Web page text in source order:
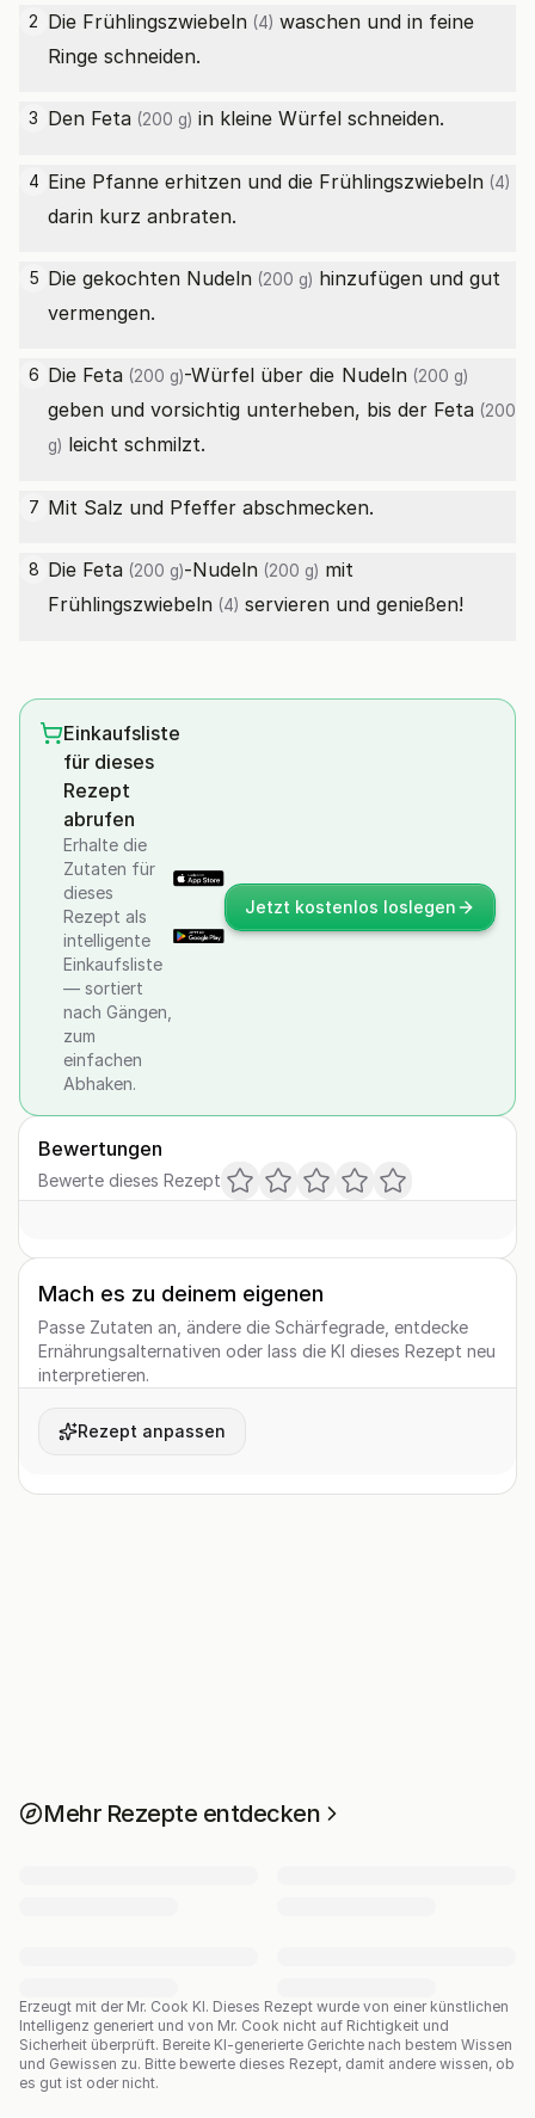
2 Die Frühlingszwiebeln (4) waschen und in feine
Ringe schneiden.
3 Den Feta (200 g) in kleine Würfel schneiden.
4 Eine Pfanne erhitzen und die Frühlingszwiebeln (4)
darin kurz anbraten.
5 Die gekochten Nudeln (200 g) hinzufügen und gut
vermengen.
6 Die Feta (200 g)-Würfel über die Nudeln (200 g)
geben und vorsichtig unterheben, bis der Feta (200
g) leicht schmilzt.
7 Mit Salz und Pfeffer abschmecken.
8 Die Feta (200 g)-Nudeln (200 g) mit
Frühlingszwiebeln (4) servieren und genießen!
Einkaufsliste
für dieses
Rezept
abrufen
Erhalte die
Zutaten für
dieses
Rezept als
intelligente
Einkaufsliste
— sortiert
nach Gängen,
zum
einfachen
Abhaken.
Jetzt kostenlos loslegen
Bewertungen
Bewerte dieses Rezept
Mach es zu deinem eigenen
Passe Zutaten an, ändere die Schärfegrade, entdecke
Ernährungsalternativen oder lass die KI dieses Rezept neu
interpretieren.
Rezept anpassen
Mehr Rezepte entdecken
Erzeugt mit der Mr. Cook KI. Dieses Rezept wurde von einer künstlichen
Intelligenz generiert und von Mr. Cook nicht auf Richtigkeit und
Sicherheit überprüft. Bereite KI-generierte Gerichte nach bestem Wissen
und Gewissen zu. Bitte bewerte dieses Rezept, damit andere wissen, ob
es gut ist oder nicht.